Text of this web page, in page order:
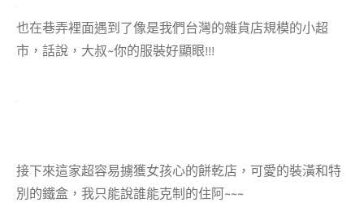
也在巷弄裡面遇到了像是我們台灣的雜貨店規模的小超
市，話說，大叔~你的服裝好顯眼!!!
接下來這家超容易擄獲女孩心的餅乾店，可愛的裝潢和特
別的鐵盒，我只能說誰能克制的住阿~~~